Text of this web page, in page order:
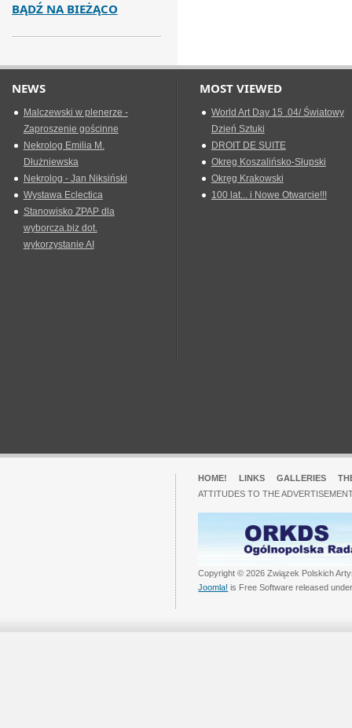
BĄDŹ NA BIEŻĄCO
NEWS
Malczewski w plenerze -
Zaproszenie gościnne
Nekrolog Emilia M.
Dłużniewska
Nekrolog - Jan Niksiński
Wystawa Eclectica
Stanowisko ZPAP dla
wyborcza.biz dot.
wykorzystanie AI
MOST VIEWED
World Art Day 15 .04/ Światowy
Dzień Sztuki
DROIT DE SUITE
Okreg Koszalińsko-Słupski
Okręg Krakowski
100 lat... i Nowe Otwarcie!!!
HOME! LINKS GALLERIES
ATTITUDES TO THE
Copyright © 2026 Związek Polskich
Joomla! is Free Software released